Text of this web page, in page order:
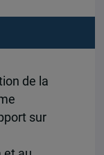
de la
sur